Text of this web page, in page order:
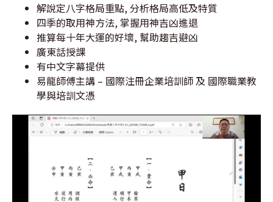
解說定八字格局重點, 分析格局高低及特質
四季的取用神方法, 掌握用神吉凶進退
推算每十年大運的好壞, 幫助趨吉避凶
廣東話授課
有中文字幕提供
易龍師傅主講 – 國際注冊企業培訓師 及 國際職業教
學與培訓文憑